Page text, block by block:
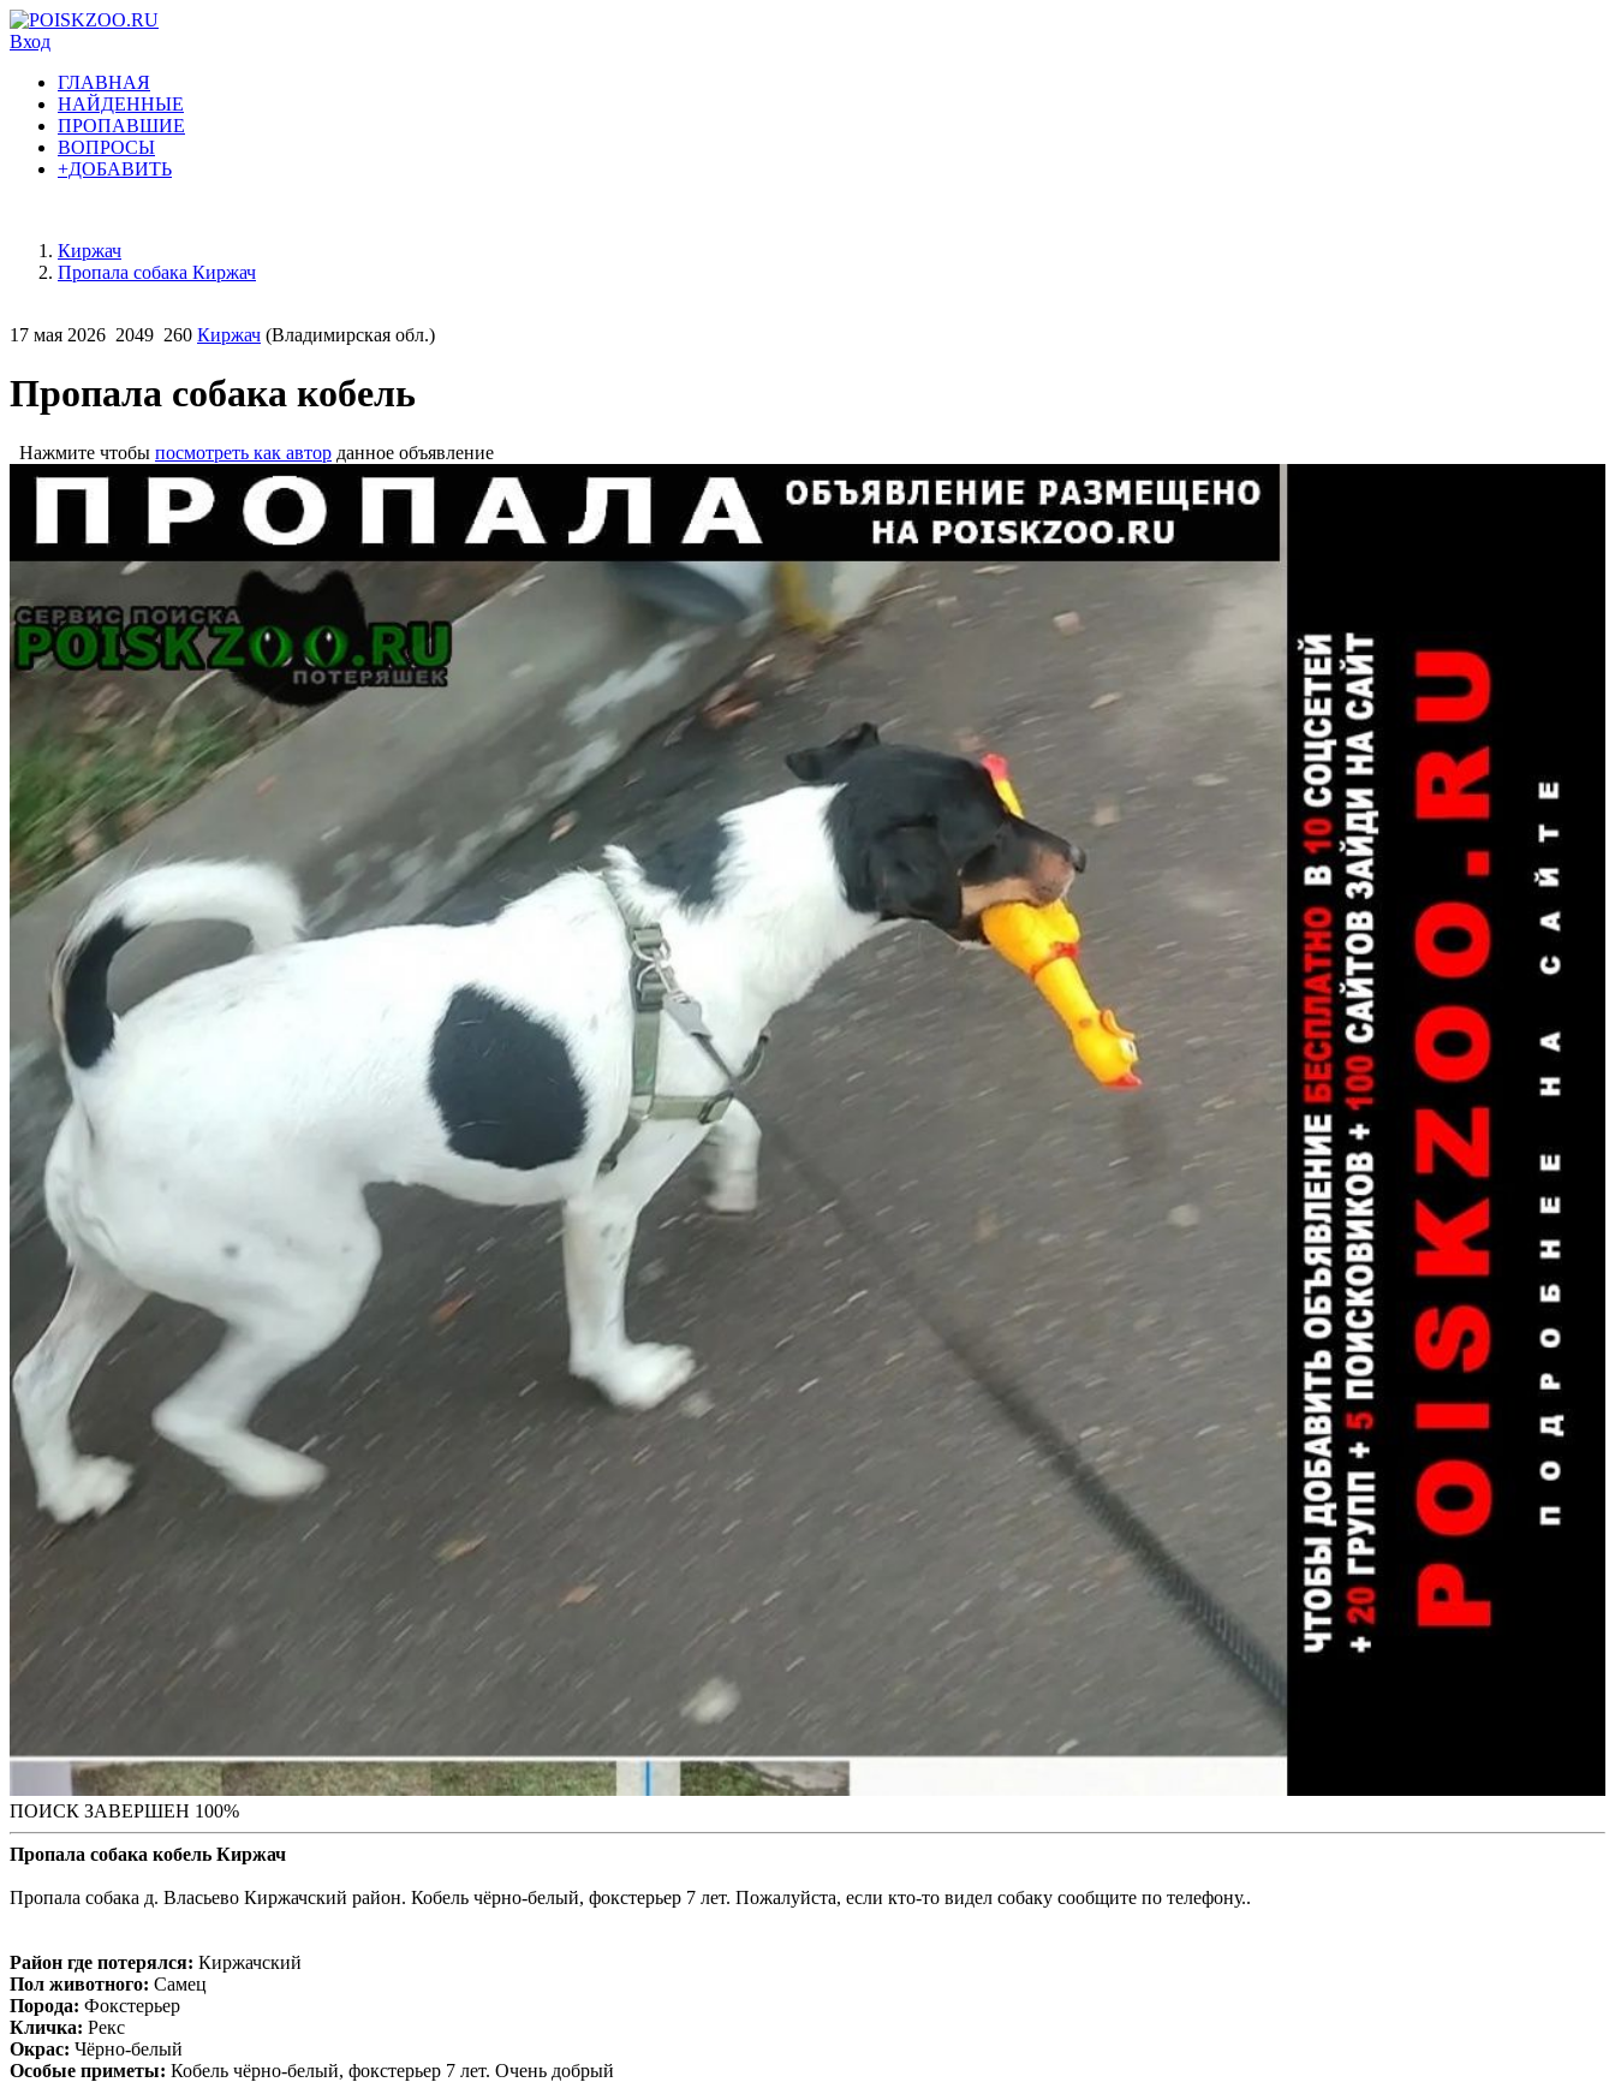
Вход
ГЛАВНАЯ
НАЙДЕННЫЕ
ПРОПАВШИЕ
ВОПРОСЫ
+ДОБАВИТЬ
Киржач
Пропала собака Киржач
17 мая 2026 2049 260 Киржач (Владимирская обл.)
Пропала собака кобель
Нажмите чтобы посмотреть как автор данное объявление
ПОИСК ЗАВЕРШЕН 100%
Пропала собака кобель Киржач
Пропала собака д. Власьево Киржачский район. Кобель чёрно-белый, фокстерьер 7 лет. Пожалуйста, если кто-то видел собаку сообщите по телефону..
Район где потерялся: Киржачский
Пол животного: Самец
Порода: Фокстерьер
Кличка: Рекс
Окрас: Чёрно-белый
Особые приметы: Кобель чёрно-белый, фокстерьер 7 лет. Очень добрый